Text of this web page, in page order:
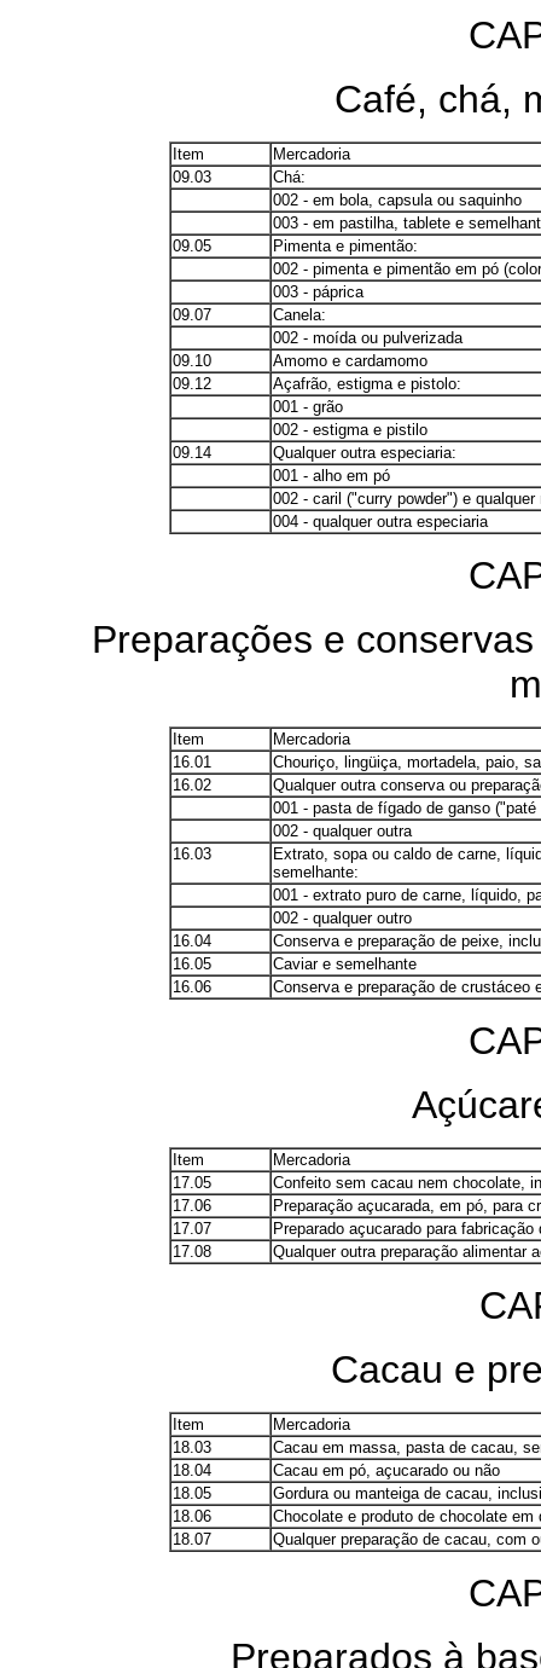
Café, chá,
Item
Mercadoria
09.03
Chá:
002 - em bola, capsula ou saquinho
003 - em pastilha, tablete e
09.05
Pimenta e pimentão:
002 - pimenta e pimentão em pó
003 - páprica
09.07
Canela:
002 - moída ou pulverizada
09.10
Amomo e cardamomo
09.12
Açafrão, estigma e pistolo:
001 - grão
002 - estigma e pistilo
09.14
Qualquer outra especiaria:
001 - alho em pó
002 - caril ("curry powder") e
004 - qualquer outra especiaria
Preparações e
Item
Mercadoria
16.01
Chouriço, lingüiça, mortadela, paio,
16.02
Qualquer outra conserva ou
001 - pasta de fígado de ganso
002 - qualquer outra
16.03
Extrato, sopa ou caldo de carne,
semelhante:
001 - extrato puro de carne, líquido,
002 - qualquer outro
16.04
Conserva e preparação de peixe,
16.05
Caviar e semelhante
16.06
Conserva e preparação de crustáceo
Item
Mercadoria
17.05
Confeito sem cacau nem chocolate,
17.06
Preparação açucarada, em pó, para
17.07
Preparado açucarado para
17.08
Qualquer outra preparação alimentar
Cacau e
Item
Mercadoria
18.03
Cacau em massa, pasta de cacau,
18.04
Cacau em pó, açucarado ou não
18.05
Gordura ou manteiga de cacau,
18.06
Chocolate e produto de chocolate em
18.07
Qualquer preparação de cacau, com
Preparados à